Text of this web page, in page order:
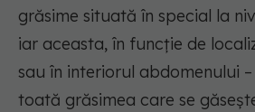
grăsime situată în special la
iar aceasta, în funcție de
sau în interiorul abdomenului
toată grăsimea care se